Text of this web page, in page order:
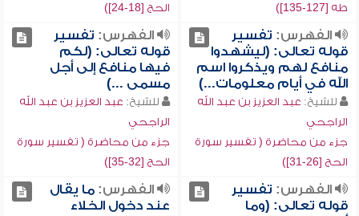
طه [127-135])
الحج [18-24])
الفهرس: تفسير
قوله تعالى: (ليشهدوا
منافع لهم ويذكروا اسم
الله في أيام معلومات...)
للشيخ: عبد العزيز بن عبد الله
الراجحي
جزء من محاضرة ( تفسير سورة
الحج [26-31])
الفهرس: تفسير
قوله تعالى: (لكم
فيها منافع إلى أجل
مسمى ...)
للشيخ: عبد العزيز بن عبد الله
الراجحي
جزء من محاضرة ( تفسير سورة
الحج [32-35])
الفهرس: تفسير
قوله تعالى: (وما
الفهرس:ما يقال
عند دخول الخلاء